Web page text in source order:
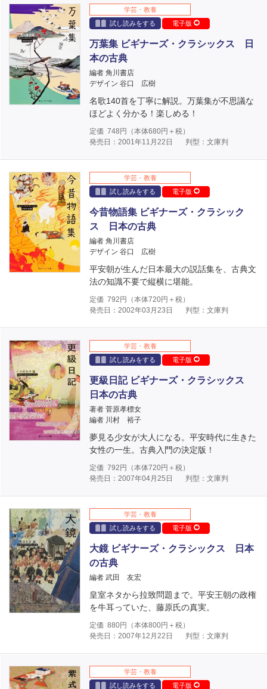
学芸・教養
試し読みをする
電子版
万葉集 ビギナーズ・クラシックス 日
本の古典
編者 角川書店
デザイン 谷口 広樹
名歌140首を丁寧に解説。万葉集が不思議な
ほどよく分かる！楽しめる！
定価 748 円（本体680円＋税）
発売日：2001年11月22日
判型：文庫判
学芸・教養
試し読みをする
電子版
今昔物語集 ビギナーズ・クラシック
ス 日本の古典
編者 角川書店
デザイン 谷口 広樹
平安朝が生んだ日本最大の説話集を、古典文
法の知識不要で縦横に堪能。
定価 792 円（本体720円＋税）
発売日：2002年03月23日
判型：文庫判
学芸・教養
試し読みをする
電子版
更級日記 ビギナーズ・クラシックス
日本の古典
著者 菅原孝標女
編者 川村 裕子
夢見る少女が大人になる。平安時代に生きた
女性の一生。古典入門の決定版！
定価 792 円（本体720円＋税）
発売日：2007年04月25日
判型：文庫判
学芸・教養
試し読みをする
電子版
大鏡 ビギナーズ・クラシックス 日本
の古典
編者 武田 友宏
皇室ネタから拉致問題まで。平安王朝の政権
を牛耳っていた、藤原氏の真実。
定価 880円（本体800円＋税）
発売日：2007年12月22日
判型：文庫判
学芸・教養
試し読みをする
電子版